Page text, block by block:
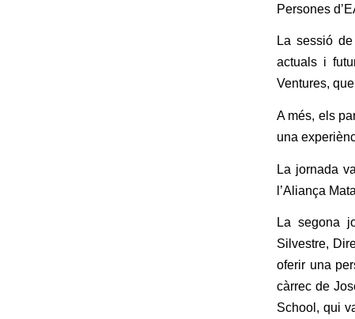
Persones
La sessió
actuals i
Ventures,
A més, els
una
La jornada
l’Aliança
La segona
Silvestre,
oferir una
càrrec de
School, qui